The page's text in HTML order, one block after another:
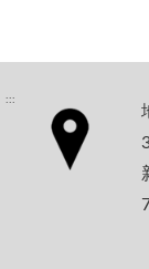
:::